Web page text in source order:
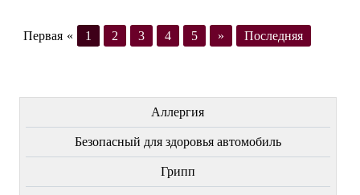
Первая « 1 2 3 4 5 » Последняя
Аллергия
Безопасный для здоровья автомобиль
Грипп